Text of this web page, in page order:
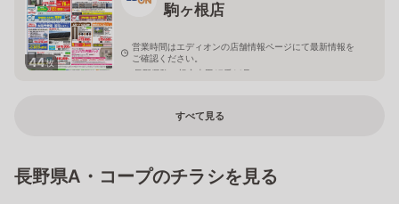
44枚
駒ヶ根店
営業時間はエディオンの店舗情報ページにて最新情報を
ご確認ください。
長野県駒ヶ根市南田17番14号
すべて見る
長野県A・コープのチラシを見る